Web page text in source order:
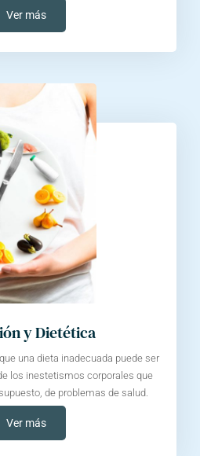
Ver más
y Dietética
una dieta inadecuada puede ser
los inestetismos corporales que
de problemas de salud.
Ver más